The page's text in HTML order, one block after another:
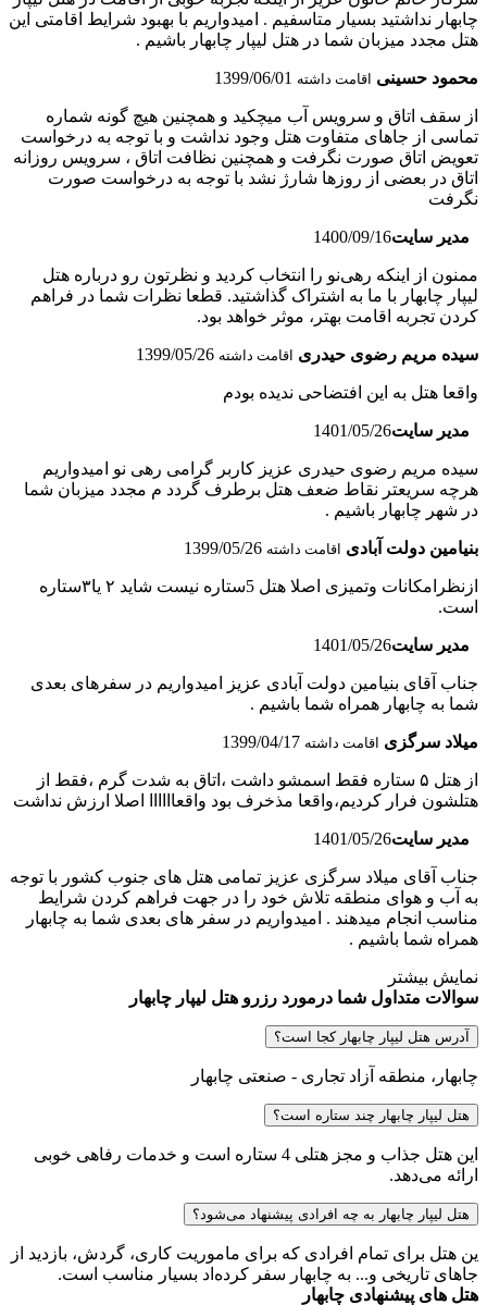
چابهار نداشتید بسیار متاسفیم . امیدواریم با بهبود شرایط اقامتی این
هتل مجدد میزبان شما در هتل لیپار چابهار باشیم .
محمود حسینی اقامت داشته 1399/06/01
از سقف اتاق و سرویس آب میچکید و همچنین هیچ گونه شماره
تماسی از جاهای متفاوت هتل وجود نداشت و با توجه به درخواست
تعویض اتاق صورت نگرفت و همچنین نظافت اتاق ، سرویس روزانه
اتاق در بعضی از روزها شارژ نشد با توجه به درخواست صورت
نگرفت
مدیر سایت1400/09/16
ممنون از اینکه رهی‌نو را انتخاب کردید و نظرتون رو درباره هتل
لیپار چابهار با ما به اشتراک گذاشتید. قطعا نظرات شما در فراهم
کردن تجربه اقامت بهتر، موثر خواهد بود.
سیده مریم رضوی حیدری اقامت داشته 1399/05/26
واقعا هتل به این افتضاحی ندیده بودم
مدیر سایت1401/05/26
سیده مریم رضوی حیدری عزیز کاربر گرامی رهی نو امیدواریم
هرچه سریعتر نقاط ضعف هتل برطرف گردد م مجدد میزبان شما
در شهر چابهار باشیم .
بنیامین دولت آبادی اقامت داشته 1399/05/26
ازنظرامکانات وتمیزی اصلا هتل 5ستاره نیست شاید ۲ یا۳ستاره
است.
مدیر سایت1401/05/26
جناب آقای بنیامین دولت آبادی عزیز امیدواریم در سفرهای بعدی
شما به چابهار همراه شما باشیم .
میلاد سرگزی اقامت داشته 1399/04/17
از هتل ۵ ستاره فقط اسمشو داشت ،اتاق به شدت گرم ،فقط از
هتلشون فرار کردیم،واقعا مذخرف بود واقعاااااا اصلا ارزش نداشت
مدیر سایت1401/05/26
جناب آقای میلاد سرگزی عزیز تمامی هتل های جنوب کشور با توجه
به آب و هوای منطقه تلاش خود را در جهت فراهم کردن شرایط
مناسب انجام میدهند . امیدواریم در سفر های بعدی شما به چابهار
همراه شما باشیم .
نمایش بیشتر
سوالات متداول شما درمورد رزرو هتل لیپار چابهار
آدرس هتل لیپار چابهار کجا است؟
چابهار، منطقه آزاد تجاری - صنعتی چابهار
هتل لیپار چابهار چند ستاره است؟
این هتل جذاب و مجز هتلی 4 ستاره است و خدمات رفاهی خوبی
ارائه می‌دهد.
هتل لیپار چابهار به چه افرادی پیشنهاد می‌شود؟
ین هتل برای تمام افرادی که برای ماموریت کاری، گردش، بازدید از
جاهای تاریخی و... به چابهار سفر کرده‌اد بسیار مناسب است.
هتل های پیشنهادی چابهار